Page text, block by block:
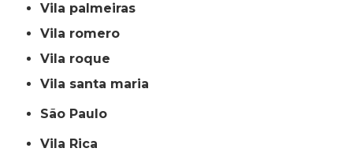
vila palmeiras
vila romero
vila roque
vila santa maria
São Paulo
Vila Rica